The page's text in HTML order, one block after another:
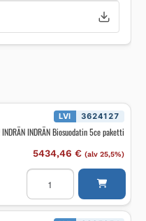
LVI 3624127
INDRÄN Biosuodatin 5ce paketti
5434,46 € (alv 25,5%)
Biosuodatin
FANN
INDRÄN
INDRÄN
Biosuodatin